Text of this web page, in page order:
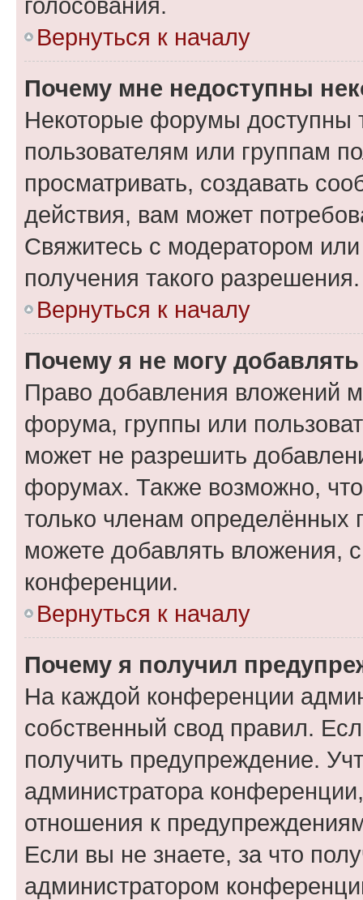
Вернуться к началу
Почему мне недоступны
Некоторые форумы доступны
пользователям или группам
просматривать, создавать
действия, вам может
Свяжитесь с модератором
получения такого разрешения.
Вернуться к началу
Почему я не могу
Право добавления вложений
форума, группы или
может не разрешить
форумах. Также возможно,
только членам определённых
можете добавлять вложения,
конференции.
Вернуться к началу
Почему я получил
На каждой конференции
собственный свод правил.
получить предупреждение.
администратора
отношения к
Если вы не знаете, за что
администратором